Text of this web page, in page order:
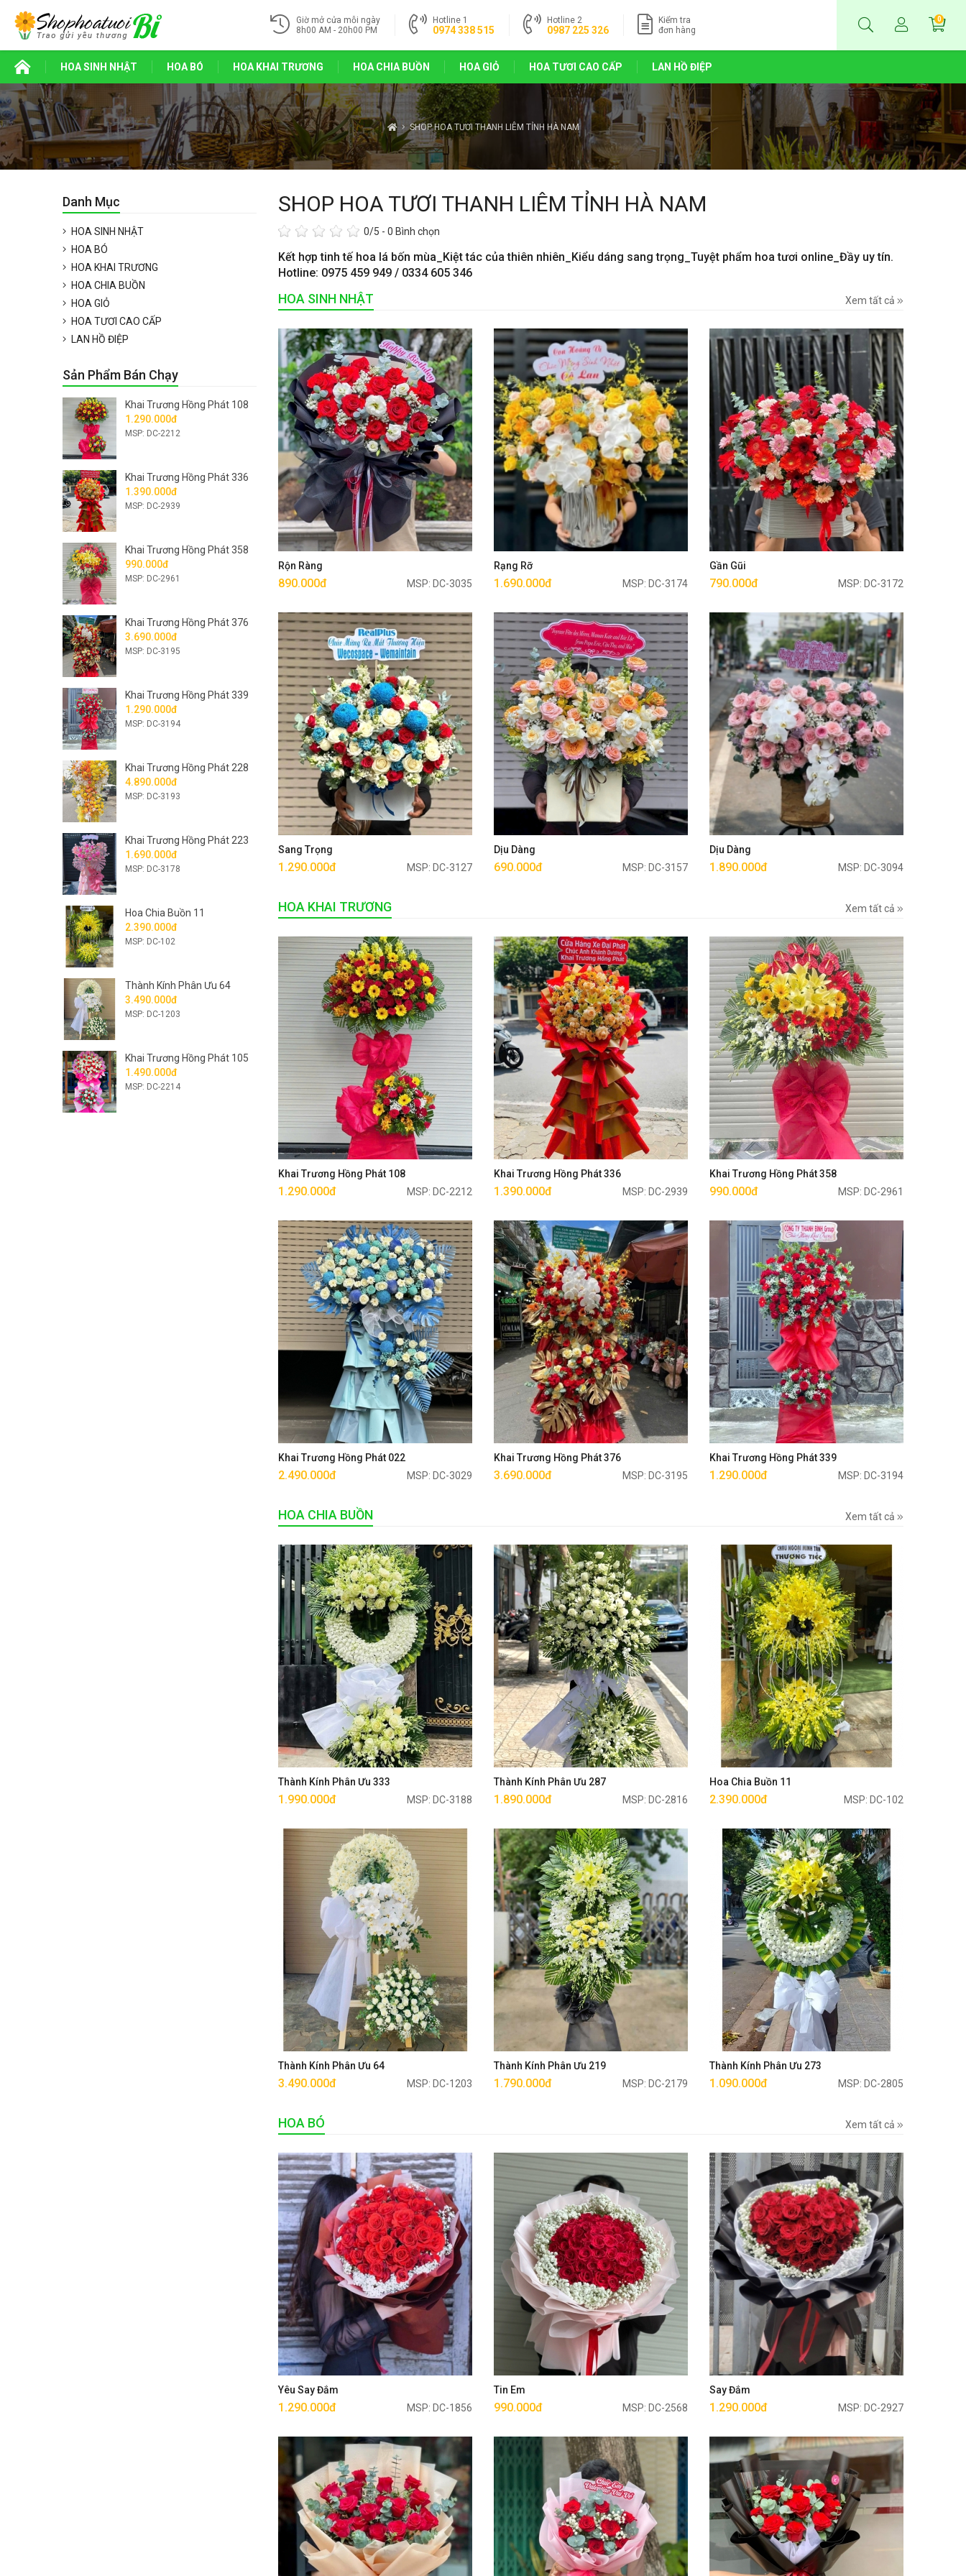
Giờ mở cửa mỗi ngày
8h00 AM - 20h00 PM
Hotline 1
0974 338 515
Hotline 2
0987 225 326
Kiểm tra
đơn hàng
0
HOA SINH NHẬT HOA BÓ HOA KHAI TRƯƠNG HOA CHIA BUỒN HOA GIỎ HOA TƯƠI CAO CẤP LAN HỒ ĐIỆP
SHOP HOA TƯƠI THANH LIÊM TỈNH HÀ NAM
SHOP HOA TƯƠI THANH LIÊM TỈNH HÀ NAM
0/5 - 0 Bình chọn
Kết hợp tinh tế hoa lá bốn mùa_Kiệt tác của thiên nhiên_Kiểu dáng sang trọng_Tuyệt phẩm hoa tươi online_Đầy uy tín.
Hotline: 0975 459 949 / 0334 605 346
HOA SINH NHẬT Xem tất cả
Rộn Ràng
890.000đ MSP: DC-3035
Mua ngay
Rạng Rỡ
1.690.000đ MSP: DC-3174
Mua ngay
Gần Gũi
790.000đ MSP: DC-3172
Mua ngay
Sang Trọng
1.290.000đ MSP: DC-3127
Mua ngay
Dịu Dàng
690.000đ MSP: DC-3157
Mua ngay
Dịu Dàng
1.890.000đ MSP: DC-3094
Mua ngay
HOA KHAI TRƯƠNG Xem tất cả
Khai Trương Hồng Phát 108
1.290.000đ MSP: DC-2212
Mua ngay
Khai Trương Hồng Phát 336
1.390.000đ MSP: DC-2939
Mua ngay
Khai Trương Hồng Phát 358
990.000đ MSP: DC-2961
Mua ngay
Khai Trương Hồng Phát 022
2.490.000đ MSP: DC-3029
Mua ngay
Khai Trương Hồng Phát 376
3.690.000đ MSP: DC-3195
Mua ngay
Khai Trương Hồng Phát 339
1.290.000đ MSP: DC-3194
Mua ngay
HOA CHIA BUỒN Xem tất cả
Thành Kính Phân Ưu 333
1.990.000đ MSP: DC-3188
Mua ngay
Thành Kính Phân Ưu 287
1.890.000đ MSP: DC-2816
Mua ngay
Hoa Chia Buồn 11
2.390.000đ MSP: DC-102
Mua ngay
Thành Kính Phân Ưu 64
3.490.000đ MSP: DC-1203
Mua ngay
Thành Kính Phân Ưu 219
1.790.000đ MSP: DC-2179
Mua ngay
Thành Kính Phân Ưu 273
1.090.000đ MSP: DC-2805
Mua ngay
HOA BÓ Xem tất cả
Yêu Say Đắm
1.290.000đ MSP: DC-1856
Mua ngay
Tin Em
990.000đ MSP: DC-2568
Mua ngay
Say Đắm
1.290.000đ MSP: DC-2927
Mua ngay
Danh Mục
HOA SINH NHẬT
HOA BÓ
HOA KHAI TRƯƠNG
HOA CHIA BUỒN
HOA GIỎ
HOA TƯƠI CAO CẤP
LAN HỒ ĐIỆP
Sản Phẩm Bán Chạy
Khai Trương Hồng Phát 108
1.290.000đ
MSP: DC-2212
Khai Trương Hồng Phát 336
1.390.000đ
MSP: DC-2939
Khai Trương Hồng Phát 358
990.000đ
MSP: DC-2961
Khai Trương Hồng Phát 376
3.690.000đ
MSP: DC-3195
Khai Trương Hồng Phát 339
1.290.000đ
MSP: DC-3194
Khai Trương Hồng Phát 228
4.890.000đ
MSP: DC-3193
Khai Trương Hồng Phát 223
1.690.000đ
MSP: DC-3178
Hoa Chia Buồn 11
2.390.000đ
MSP: DC-102
Thành Kính Phân Ưu 64
3.490.000đ
MSP: DC-1203
Khai Trương Hồng Phát 105
1.490.000đ
MSP: DC-2214